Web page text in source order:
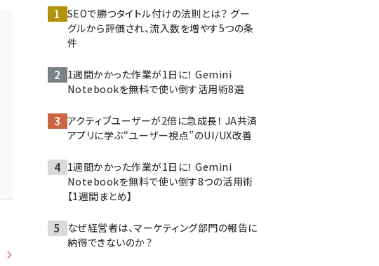
SEOで勝つタイトル付けの法則とは？ グー
グルから評価され、流入数を増やす5つの条
件
1週間かかった作業が1日に！ Gemini
Notebookを無料で使い倒す活用術8選
アクティブユーザーが2倍に急成長！ JA共済
アプリに学ぶ“ユーザー視点”のUI/UX改善
1週間かかった作業が1日に！ Gemini
Notebookを無料で使い倒す8つの活用術
【1週間まとめ】
なぜ経営者は、マーケティング部門の報告に
納得できないのか？